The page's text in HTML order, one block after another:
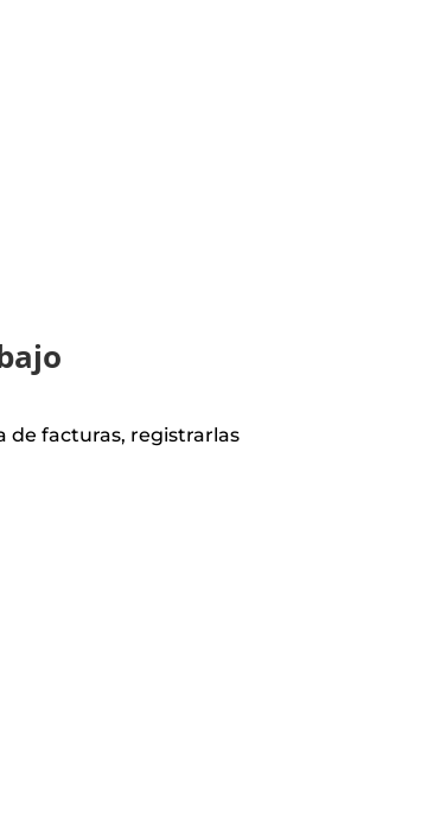
de facturas, registrarlas